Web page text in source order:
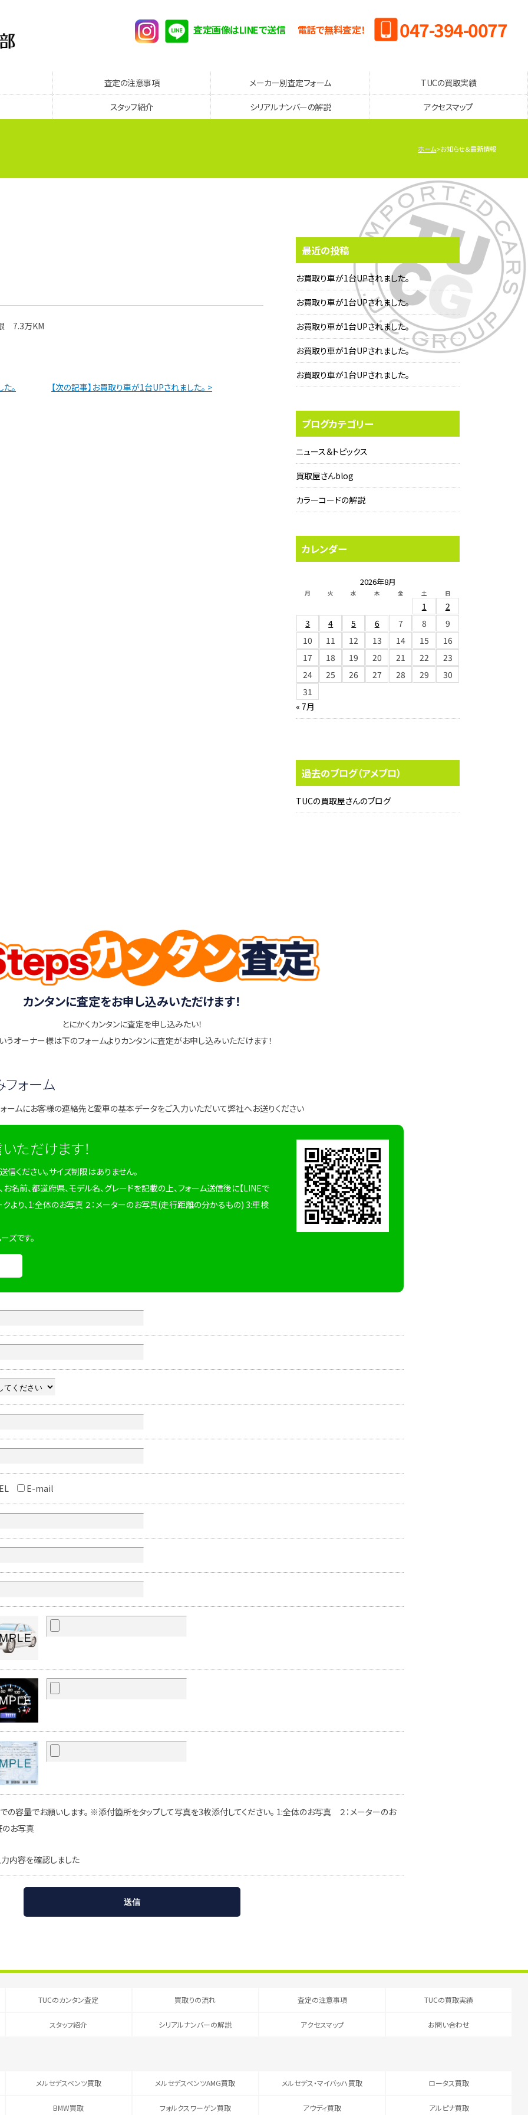
電話で無料査定！ 047-394-0077
査定画像はLINEで送信
査定の注意事項 メーカー別査定フォーム TUCの買取実績
スタッフ紹介 シリアルナンバーの解説 アクセスマップ
ホーム お知らせ＆最新情報
7.3万KM
。 【次の記事】お買取り車が1台UPされました。 >
最近の投稿
お買取り車が1台UPされました。
お買取り車が1台UPされました。
お買取り車が1台UPされました。
お買取り車が1台UPされました。
お買取り車が1台UPされました。
ブログカテゴリー
ニュース＆トピックス
買取屋さんblog
カラーコードの解説
カレンダー
2026年8月
月 火 水 木 金 土 日
1
2
3
4 5 6 7 8
9
10
11 12 13 14 15
16
17
18 19 20 21 22
23
24
25 26 27 28 29
30
31
« 7月
過去のブログ（アメブロ）
TUCの買取屋さんのブログ
カンタンに査定をお申し込みいただけます！
とにかくカンタンに査定を申し込みたい！
うオーナー様は下のフォームよりカンタンに査定がお申し込みいただけます！
ォーム
ームにお客様の連絡先と愛車の基本データをご入力いただいて弊社へお送りください
ただけます！
ください。サイズ制限はありません。
名前、都道府県、モデル名、グレードを記載の上、フォーム送信後に【LINEで
クより、1:全体のお写真 ２：メーターのお写真(走行距離の分かるもの) 3:車検
ズです。
E-mail
容量でお願いします。 ※添付箇所をタップして写真を3枚添付してください。 1:全体のお写真 ２：メーターのお
お写真
内容を確認しました
TUCのカンタン査定 買取りの流れ 査定の注意事項 TUCの買取実績
スタッフ紹介 シリアルナンバーの解説 アクセスマップ お問い合わせ
メルセデスベンツ買取 メルセデスベンツAMG買取 メルセデス・マイバッハ買取 ロータス買取
BMW買取 フォルクスワーゲン買取 アウディ買取 アルピナ買取